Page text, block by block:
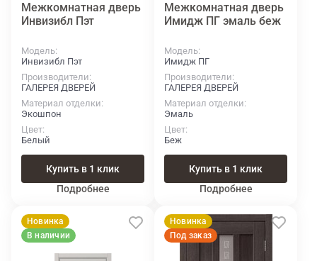
Межкомнатная дверь
Инвизибл Пэт
Модель
Инвизибл Пэт
Производители
ГАЛЕРЕЯ ДВЕРЕЙ
Материал отделки
Экошпон
Цвет
Белый
Купить в 1 клик
Подробнее
Межкомнатная дверь
Имидж ПГ эмаль беж
Модель
Имидж ПГ
Производители
ГАЛЕРЕЯ ДВЕРЕЙ
Материал отделки
Эмаль
Цвет
Беж
Купить в 1 клик
Подробнее
Новинка
В наличии
Новинка
Под заказ